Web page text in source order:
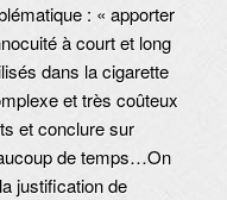
: « apporter
à court et long
dans la cigarette
et très coûteux
et conclure sur
de temps…On
justification de